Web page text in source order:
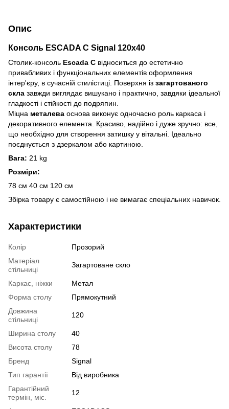
Опис
Консоль ESCADA C Signal 120x40
Столик-консоль Escada C відноситься до естетично
привабливих і функціональних елементів оформлення
інтер'єру, в сучасній стилістиці. Поверхня із загартованого
скла завжди виглядає вишукано і практично, завдяки ідеальної
гладкості і стійкості до подряпин.
Міцна металева основа виконує одночасно роль каркаса і
декоративного елемента. Красиво, надійно і дуже зручно: все,
що необхідно для створення затишку у вітальні. Ідеально
поєднується з дзеркалом або картиною.
Вага: 21 kg
Розміри:
78 см 40 см 120 см
Збірка товару є самостійною і не вимагає спеціальних навичок.
Характеристики
Колір
Прозорий
Матеріал
стільниці
Загартоване скло
Каркас, ніжки
Метал
Форма столу
Прямокутний
Довжина
стільниці
120
Ширина столу
40
Висота столу
78
Бренд
Signal
Тип гарантії
Від виробника
Гарантійний
термін, міс.
12